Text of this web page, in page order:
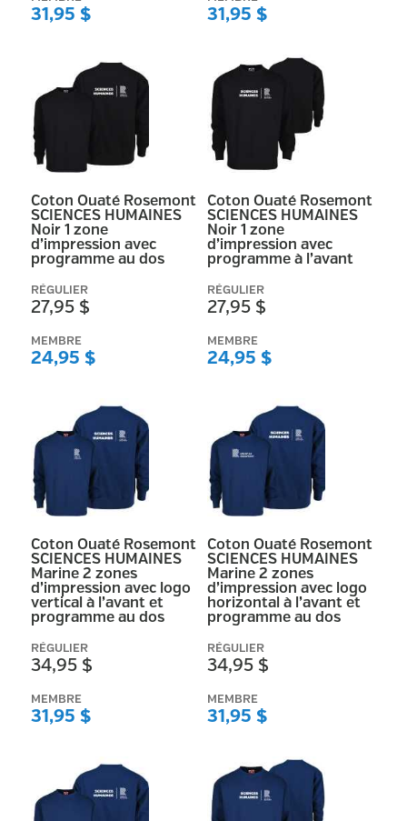
31,95 $ 31,95 $
Coton Ouaté Rosemont
SCIENCES HUMAINES
Noir 1 zone
d’impression avec
programme au dos
RÉGULIER
27,95 $
MEMBRE
24,95 $
Coton Ouaté Rosemont
SCIENCES HUMAINES
Noir 1 zone
d’impression avec
programme à l’avant
RÉGULIER
27,95 $
MEMBRE
24,95 $
Coton Ouaté Rosemont
SCIENCES HUMAINES
Marine 2 zones
d’impression avec logo
vertical à l’avant et
programme au dos
RÉGULIER
34,95 $
MEMBRE
31,95 $
Coton Ouaté Rosemont
SCIENCES HUMAINES
Marine 2 zones
d’impression avec logo
horizontal à l’avant et
programme au dos
RÉGULIER
34,95 $
MEMBRE
31,95 $